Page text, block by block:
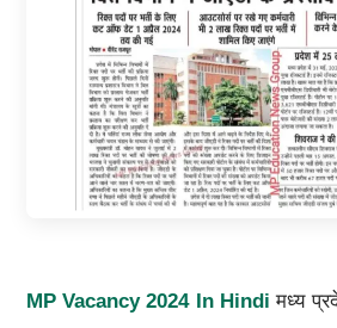
MP Vacancy 2024 In Hindiमध्य